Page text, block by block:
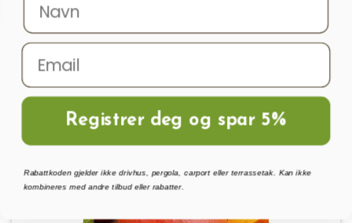
UCHIKI KURI
Registrer deg og spar 5%
Rabattkoden gjelder ikke drivhus, pergola, carport eller terrassetak. Kan ikke
kombineres med andre tilbud eller rabatter.